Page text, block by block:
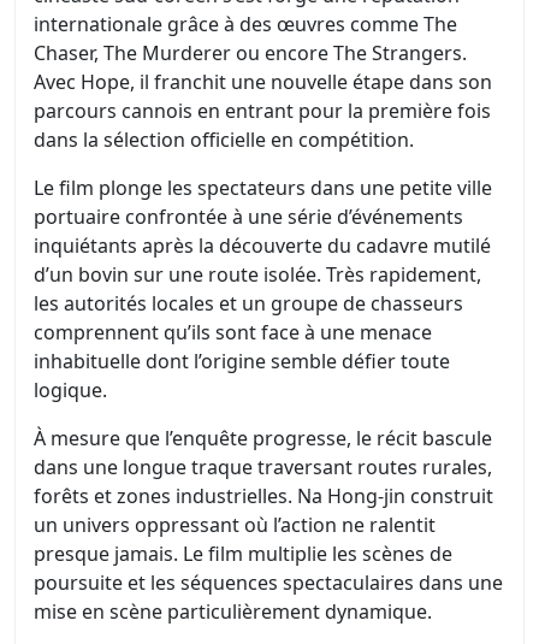
internationale grâce à des œuvres comme The
Chaser, The Murderer ou encore The Strangers.
Avec Hope, il franchit une nouvelle étape dans son
parcours cannois en entrant pour la première fois
dans la sélection officielle en compétition.
Le film plonge les spectateurs dans une petite ville
portuaire confrontée à une série d’événements
inquiétants après la découverte du cadavre mutilé
d’un bovin sur une route isolée. Très rapidement,
les autorités locales et un groupe de chasseurs
comprennent qu’ils sont face à une menace
inhabituelle dont l’origine semble défier toute
logique.
À mesure que l’enquête progresse, le récit bascule
dans une longue traque traversant routes rurales,
forêts et zones industrielles. Na Hong-jin construit
un univers oppressant où l’action ne ralentit
presque jamais. Le film multiplie les scènes de
poursuite et les séquences spectaculaires dans une
mise en scène particulièrement dynamique.